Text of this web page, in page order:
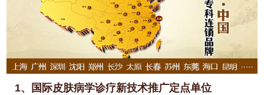
1、国际皮肤病学诊疗新技术推广定点单位